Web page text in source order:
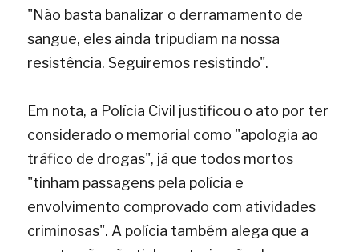
"Não basta banalizar o derramamento de
sangue, eles ainda tripudiam na nossa
resistência. Seguiremos resistindo".
Em nota, a Polícia Civil justificou o ato por ter
considerado o memorial como "apologia ao
tráfico de drogas", já que todos mortos
"tinham passagens pela polícia e
envolvimento comprovado com atividades
criminosas". A polícia também alega que a